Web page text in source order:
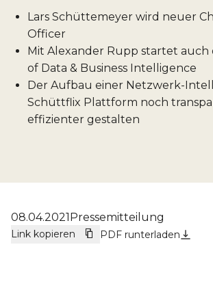
Lars Schüttemeyer wird neuer
Officer
Mit Alexander Rupp startet auch
of Data & Business Intelligence
Der Aufbau einer Netzwerk-
Schüttflix Plattform noch
effizienter gestalten
08.04.2021Pressemitteilung
Link kopieren PDF runterladen